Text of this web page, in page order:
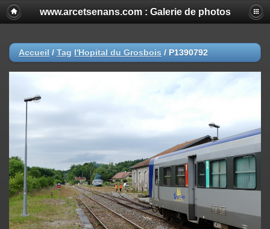
www.arcetsenans.com : Galerie de photos
Accueil / Tag l'Hopital du Grosbois / P1390792